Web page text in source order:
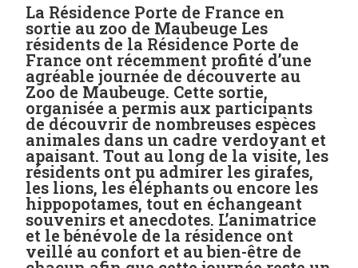
La Résidence Porte de France en
sortie au zoo de Maubeuge Les
résidents de la Résidence Porte de
France ont récemment profité d’une
agréable journée de découverte au
Zoo de Maubeuge. Cette sortie,
organisée a permis aux participants
de découvrir de nombreuses espèces
animales dans un cadre verdoyant et
apaisant. Tout au long de la visite, les
résidents ont pu admirer les girafes,
les lions, les éléphants ou encore les
hippopotames, tout en échangeant
souvenirs et anecdotes. L’animatrice
et le bénévole de la résidence ont
veillé au confort et au bien-être de